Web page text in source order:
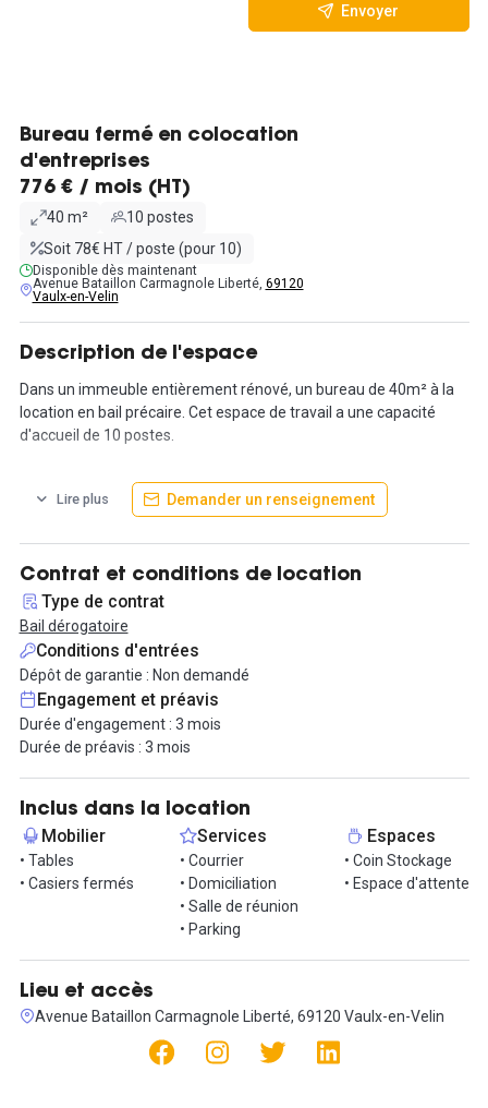
Envoyer
Bureau fermé en colocation
d'entreprises
776 € / mois (HT)
40 m²
10 postes
Soit 78€ HT / poste (pour 10)
Disponible dès maintenant
Avenue Bataillon Carmagnole Liberté, 69120
Vaulx-en-Velin
Description de l'espace
Dans un immeuble entièrement rénové, un bureau de 40m² à la
location en bail précaire. Cet espace de travail a une capacité
d'accueil de 10 postes.
Idéalement situé, l'immeuble est proche de tous les transports et
de toutes commodités.
- Métro ligne A. Arrêt La Soie
- Tramway Ligne 3
- Bus
- Périphérique Laurent Bonnevay à 500m
Le loyer inclut toutes les charges mais également des services :
- L'accès aux espaces communs : (espace d'attente, salle de
réunion etc.)
- Espaces de stockages et casiers
- La domiciliation et la réception de votre courrier
- Places de parking
- Mobilier (si besoin)
D'autres bureaux sont également disponibles à la location. Les
superficies varient entre 14m² et 55m². Contactez-nous pour les
visiter !
Lire plus Demander un renseignement
Contrat et conditions de location
Type de contrat
Bail dérogatoire
Conditions d'entrées
Dépôt de garantie : Non demandé
Engagement et préavis
Durée d'engagement : 3 mois
Durée de préavis : 3 mois
Inclus dans la location
Mobilier
• Tables
• Casiers fermés
Services
• Courrier
• Domiciliation
• Salle de réunion
• Parking
Espaces
• Coin Stockage
• Espace d'attente
Lieu et accès
Avenue Bataillon Carmagnole Liberté, 69120 Vaulx-en-Velin